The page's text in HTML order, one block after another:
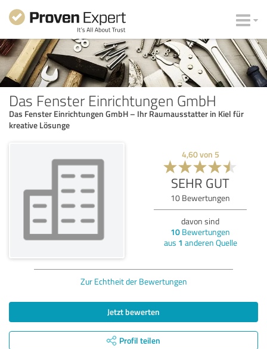
Das Fenster Einrichtungen GmbH
Das Fenster Einrichtungen GmbH – Ihr Raumausstatter in Kiel für
kreative Lösunge
4,60von 5
SEHR GUT
10 Bewertungen
davon sind
10 Bewertungen
aus 1 anderen Quelle
Zur Echtheit der Bewertungen
Jetzt bewerten
Profil teilen